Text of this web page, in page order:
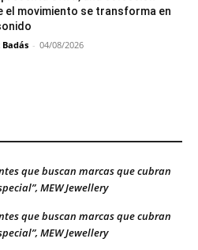
el movimiento se transforma en
- 04/08/2026
que buscan marcas que cubran
MEW Jewellery
que buscan marcas que cubran
MEW Jewellery